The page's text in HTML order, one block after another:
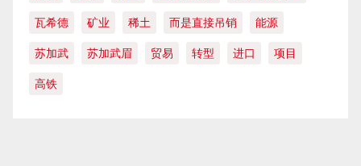
瓦希德 矿业 稀土 而是直接吊销 能源
苏加武 苏加武眉 贸易 转型 进口 项目
高铁